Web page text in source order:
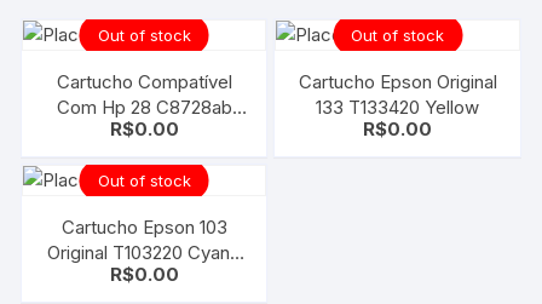
Out of stock
Cartucho Compatível
Com Hp 28 C8728ab
Color
R$0.00
Out of stock
Cartucho Epson Original
133 T133420 Yellow
R$0.00
Out of stock
Cartucho Epson 103
Original T103220 Cyan |
Tx550w | T1110
R$0.00